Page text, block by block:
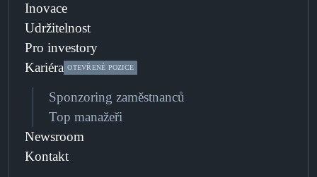
Inovace
Udržitelnost
Pro investory
Kariéra OTEVŘENÉ POZICE
Sponzoring zaměstnanců
Top manažeři
Newsroom
Kontakt